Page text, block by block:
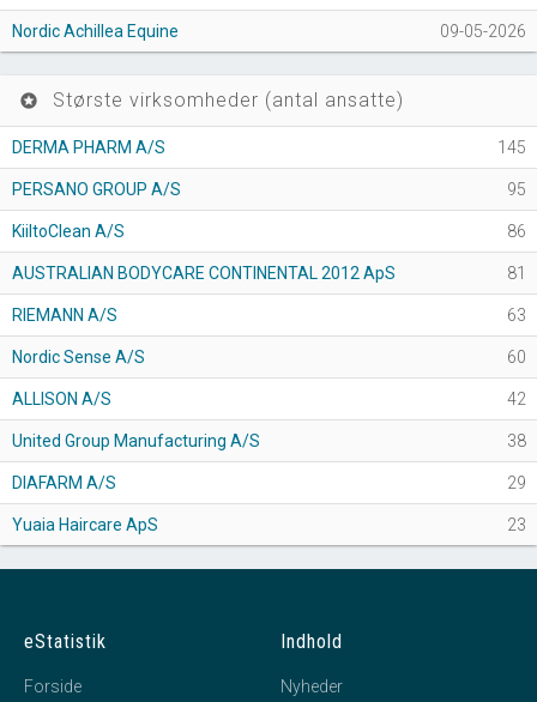
Nordic Achillea Equine 09-05-2026
stars Største virksomheder (antal ansatte)
DERMA PHARM A/S 145
PERSANO GROUP A/S 95
KiiltoClean A/S 86
AUSTRALIAN BODYCARE CONTINENTAL 2012 ApS 81
RIEMANN A/S 63
Nordic Sense A/S 60
ALLISON A/S 42
United Group Manufacturing A/S 38
DIAFARM A/S 29
Yuaia Haircare ApS 23
eStatistik
Forside
Indhold
Nyheder